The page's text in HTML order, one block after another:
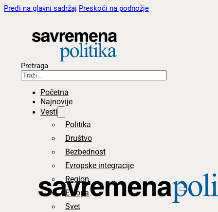
Pređi na glavni sadržaj Preskoči na podnožje
Pretraga
Početna
Najnovije
Vesti
Politika
Društvo
Bezbednost
Evropske integracije
Region
Evropa
Svet